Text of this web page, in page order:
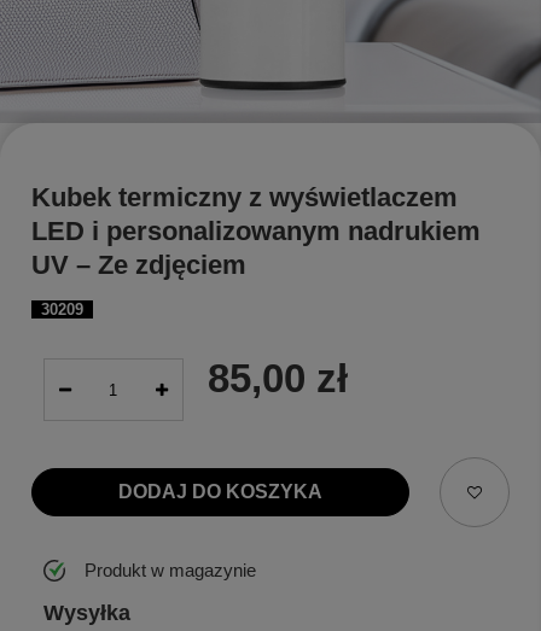
30209
Kubek termiczny z wyświetlaczem
LED i personalizowanym nadrukiem
UV – Ze zdjęciem
85,00 zł
DODAJ DO KOSZYKA
Produkt w magazynie
Wysyłka